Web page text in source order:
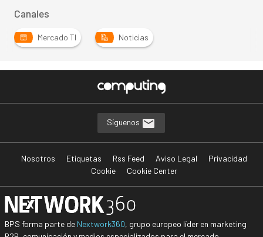
Canales
Mercado TI Noticias
Síguenos
Nosotros Etiquetas Rss Feed Aviso Legal
Privacidad
Cookie
Cookie Center
BPS forma parte de Nextwork360, grupo europeo líder en marketing